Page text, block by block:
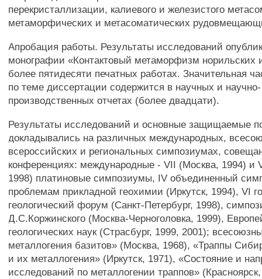
перекристаллизации, калиевого и железистого
метаморфических и метасоматических
Апробация работы. Результаты исследований
монографии «Контактовый метаморфизм норильских
более пятидесяти печатных работах. Значительная
по теме диссертации содержится в научных и научно-
производственных отчетах (более двадцати).
Результаты исследований и основные защищаемые
докладывались на различных международных,
всероссийских и региональных симпозиумах,
конференциях: международные - VII (Москва, 1994) и
1998) платиновые симпозиумы, IV объединенный
проблемам прикладной геохимии (Иркутск, 1994), VI
геологический форум (Санкт-Петербург, 1998),
Д.С.Коржинского (Москва-Черноголовка, 1999),
геологических наук (Страсбург, 1999, 2001);
металлогения базитов» (Москва, 1968), «Траппы
и их металлогения» (Иркутск, 1971), «Состояние и
исследований по металлогении траппов»